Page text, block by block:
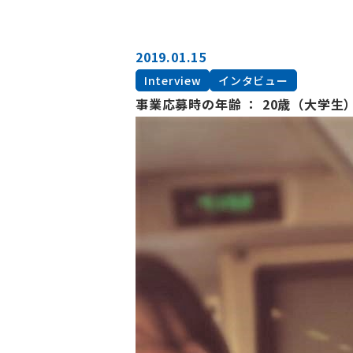
2019.01.15
Interview インタビュー
事業応募時の年齢 ： 20歳（大学生